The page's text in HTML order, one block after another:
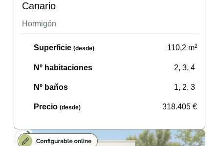
Canario
Hormigón
Superficie (desde) 110,2 m²
Nº habitaciones 2, 3, 4
Nº baños 1, 2, 3
Precio (desde) 318.405 €